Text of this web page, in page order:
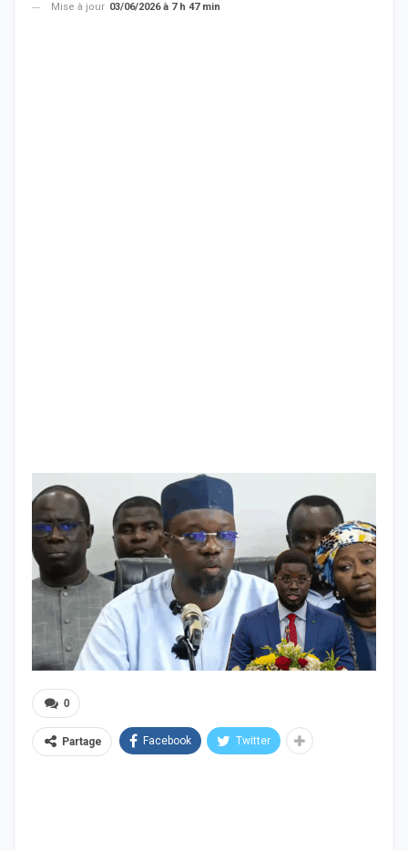
Mise à jour 03/06/2026 à 7 h 47 min
0
Partage Facebook Twitter